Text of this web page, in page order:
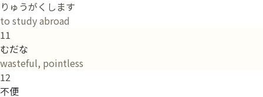
りゅうがくします
to study abroad
11
むだな
wasteful, pointless
12
不便